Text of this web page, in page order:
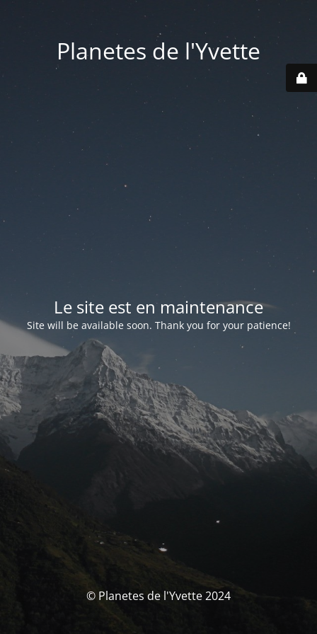
Planetes de l'Yvette
Le site est en maintenance
Site will be available soon. Thank you for your patience!
© Planetes de l'Yvette 2024